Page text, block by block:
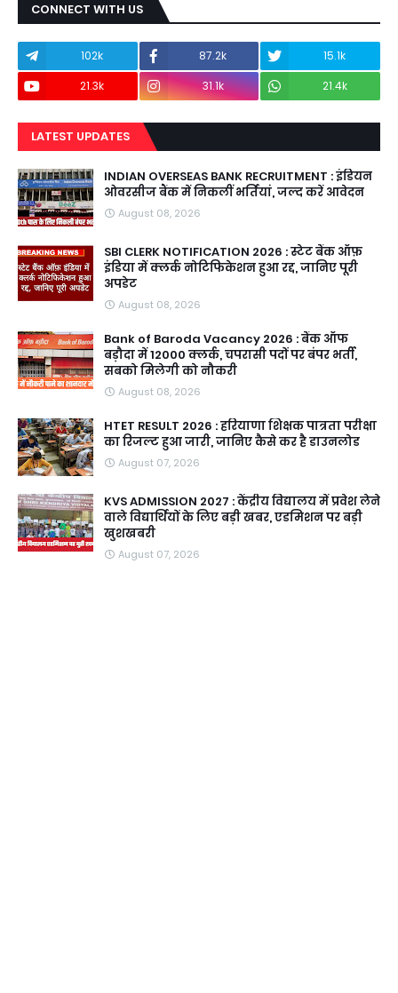
CONNECT WITH US
102k 87.2k
15.1k
21.3k
31.1k 21.4k
LATEST UPDATES
INDIAN OVERSEAS BANK RECRUITMENT : इंडियन
ओवरसीज बैंक में निकलीं भर्तियां, जल्द करें आवेदन
August 08, 2026
SBI CLERK NOTIFICATION 2026 : स्टेट बैंक ऑफ़
इंडिया में क्लर्क नोटिफिकेशन हुआ रद्द, जानिए पूरी
अपडेट
August 08, 2026
Bank of Baroda Vacancy 2026 : बैंक ऑफ
बड़ौदा में 12000 क्लर्क, चपरासी पदों पर बंपर भर्ती,
सबको मिलेगी को नौकरी
August 08, 2026
HTET RESULT 2026 : हरियाणा शिक्षक पात्रता परीक्षा
का रिजल्ट हुआ जारी, जानिए कैसे कर है डाउनलोड
August 07, 2026
KVS ADMISSION 2027 : केंद्रीय विद्यालय में प्रवेश लेने
वाले विद्यार्थियों के लिए बड़ी खबर, एडमिशन पर बड़ी
खुशखबरी
August 07, 2026